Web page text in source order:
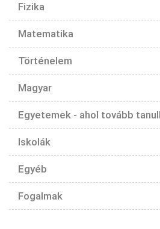
Fizika
Matematika
Történelem
Magyar
Egyetemek - ahol tovább
Iskolák
Egyéb
Fogalmak